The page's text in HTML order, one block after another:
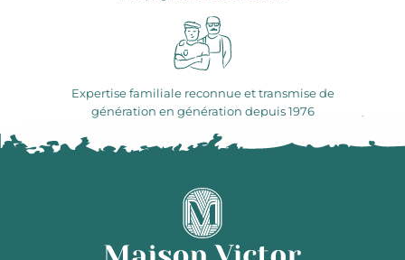
Expertise familiale reconnue et transmise de
génération en génération depuis 1976